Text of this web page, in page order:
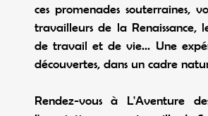
ces promenades souterraines,
travailleurs de la Renaissance,
de travail et de vie... Une
découvertes, dans un cadre
Rendez-vous à L'Aventure